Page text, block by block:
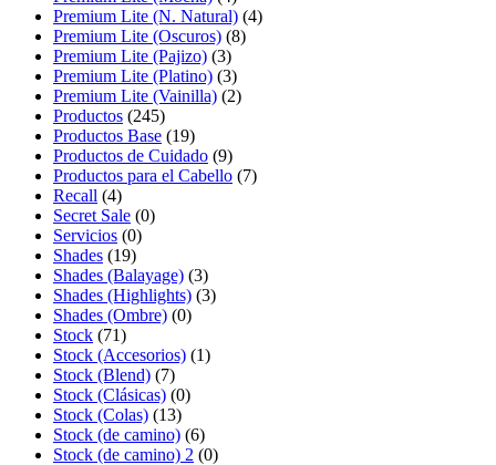
Premium Lite (N. Natural) (4)
Premium Lite (Oscuros) (8)
Premium Lite (Pajizo) (3)
Premium Lite (Platino) (3)
Premium Lite (Vainilla) (2)
Productos (245)
Productos Base (19)
Productos de Cuidado (9)
Productos para el Cabello (7)
Recall (4)
Secret Sale (0)
Servicios (0)
Shades (19)
Shades (Balayage) (3)
Shades (Highlights) (3)
Shades (Ombre) (0)
Stock (71)
Stock (Accesorios) (1)
Stock (Blend) (7)
Stock (Clásicas) (0)
Stock (Colas) (13)
Stock (de camino) (6)
Stock (de camino) 2 (0)